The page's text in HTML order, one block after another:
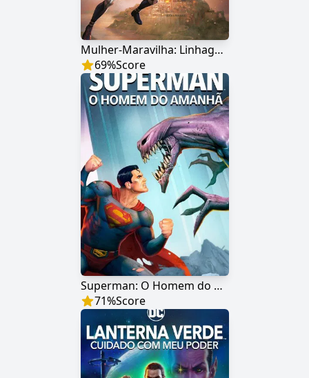
Mulher-Maravilha: Linhagem de Sangue
69%Score
Superman: O Homem do Amanhã
71%Score